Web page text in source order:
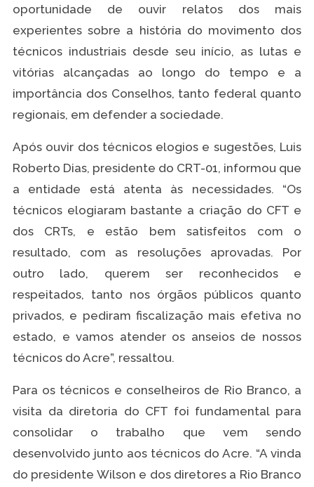
oportunidade de ouvir relatos dos mais
experientes sobre a história do movimento dos
técnicos industriais desde seu início, as lutas e
vitórias alcançadas ao longo do tempo e a
importância dos Conselhos, tanto federal quanto
regionais, em defender a sociedade.
Após ouvir dos técnicos elogios e sugestões, Luis
Roberto Dias, presidente do CRT-01, informou que
a entidade está atenta às necessidades. “Os
técnicos elogiaram bastante a criação do CFT e
dos CRTs, e estão bem satisfeitos com o
resultado, com as resoluções aprovadas. Por
outro lado, querem ser reconhecidos e
respeitados, tanto nos órgãos públicos quanto
privados, e pediram fiscalização mais efetiva no
estado, e vamos atender os anseios de nossos
técnicos do Acre”, ressaltou.
Para os técnicos e conselheiros de Rio Branco, a
visita da diretoria do CFT foi fundamental para
consolidar o trabalho que vem sendo
desenvolvido junto aos técnicos do Acre. “A vinda
do presidente Wilson e dos diretores a Rio Branco